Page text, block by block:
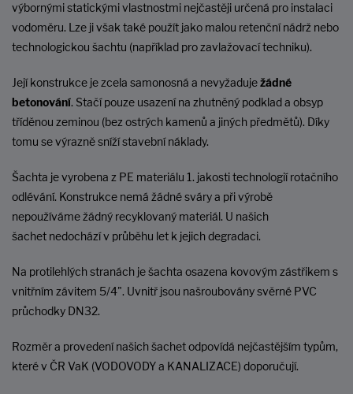
výbornými statickými vlastnostmi nejčastěji určená pro instalaci
vodoměru. Lze ji však také použít jako malou retenční nádrž nebo
technologickou šachtu (například pro zavlažovací techniku).
Její konstrukce je zcela samonosná a nevyžaduježádné
betonování. Stačí pouze usazení na zhutněný podklad a obsyp
tříděnou zeminou (bez ostrých kamenů a jiných předmětů). Díky
tomu se výrazně sníží stavební náklady.
Šachta je vyrobena z PE materiálu 1. jakosti technologií rotačního
odlévání. Konstrukce nemá žádné sváry a při výrobě
nepoužíváme žádný recyklovaný materiál. U našich
šachet nedochází v průběhu let k jejich degradaci.
Na protilehlých stranách je šachta osazena kovovým zástřikem s
vnitřním závitem 5/4". Uvnitř jsou našroubovány svěrné PVC
průchodky DN32.
Rozměr a provedení našich šachet odpovídá nejčastějším typům,
které v ČR VaK (VODOVODY a KANALIZACE) doporučují.